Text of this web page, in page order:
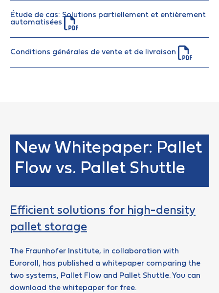
Étude de cas: Solutions partiellement et entièrement
automatisées
Conditions générales de vente et de livraison
New Whitepaper: Pallet
Flow vs. Pallet Shuttle
Efficient solutions for high-density
pallet storage
The Fraunhofer Institute, in collaboration with
Euroroll, has published a whitepaper comparing the
two systems, Pallet Flow and Pallet Shuttle. You can
download the whitepaper for free.